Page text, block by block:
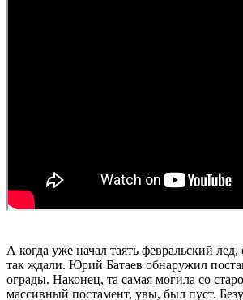
А когда уже начал таять февральский лед,
так ждали. Юрий Батаев обнаружил
ограды. Наконец, та самая могила со
массивный постамент, увы, был пуст.